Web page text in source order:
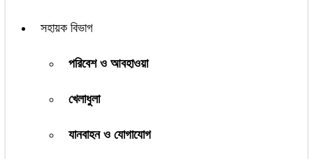
সহায়ক বিভাগ
পরিবেশ ও আবহাওয়া
খেলাধুলা
যানবাহন ও যোগাযোগ